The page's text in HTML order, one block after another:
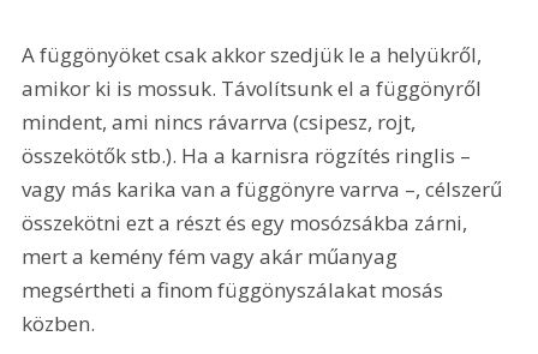
A függönyöket csak akkor szedjük le a helyükről,
amikor ki is mossuk. Távolítsunk el a függönyről
mindent, ami nincs rávarrva (csipesz, rojt,
összekötők stb.). Ha a karnisra rögzítés ringlis –
vagy más karika van a függönyre varrva –, célszerű
összekötni ezt a részt és egy mosózsákba zárni,
mert a kemény fém vagy akár műanyag
megsértheti a finom függönyszálakat mosás
közben.